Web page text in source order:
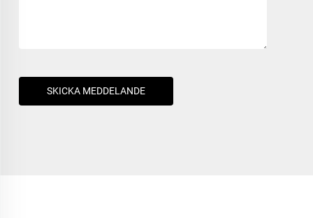
SKICKA MEDDELANDE